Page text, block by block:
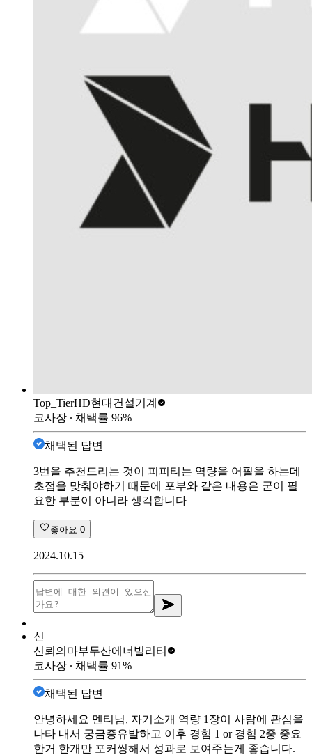
Top_TierHD현대건설기계
코사장 ∙ 채택률 96%
채택된 답변
3번을 추천드리는 것이 피피티는 역량을 어필을 하는데
초점을 맞춰야하기 때문에 포부와 같은 내용은 굳이 필
요한 부분이 아니라 생각합니다
좋아요 0
2024.10.15
신
신뢰의마부두산에너빌리티
코사장 ∙ 채택률 91%
채택된 답변
안녕하세요 멘티님, 자기소개 역량 1장이 사람에 관심을
나타 내서 궁금증유발하고 이후 경험 1 or 경험 2중 중요
한거 한개만 포커씽해서 성과로 보여주는게 좋습니다.